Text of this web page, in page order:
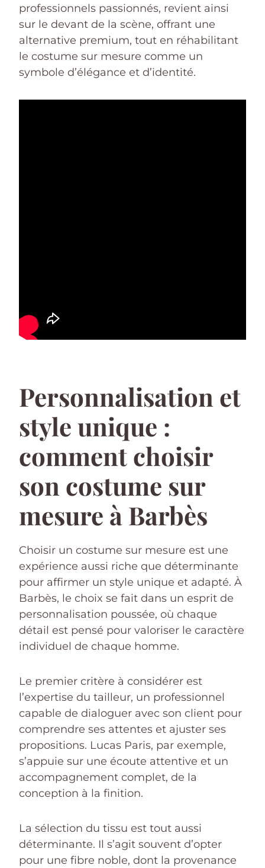
professionnels passionnés, revient ainsi
sur le devant de la scène, offrant une
alternative premium, tout en réhabilitant
le costume sur mesure comme un
symbole d’élégance et d’identité.
Personnalisation et
style unique :
comment choisir
son costume sur
mesure à Barbès
Choisir un costume sur mesure est une
expérience aussi riche que déterminante
pour affirmer un style unique et adapté. À
Barbès, le choix se fait dans un esprit de
personnalisation poussée, où chaque
détail est pensé pour valoriser le caractère
individuel de chaque homme.
Le premier critère à considérer est
l’expertise du tailleur, un professionnel
capable de dialoguer avec son client pour
comprendre ses attentes et ajuster ses
propositions. Lucas Paris, par exemple,
s’appuie sur une écoute attentive et un
accompagnement complet, de la
conception à la finition.
La sélection du tissu est tout aussi
déterminante. Il s’agit souvent d’opter
pour une fibre noble, dont la provenance